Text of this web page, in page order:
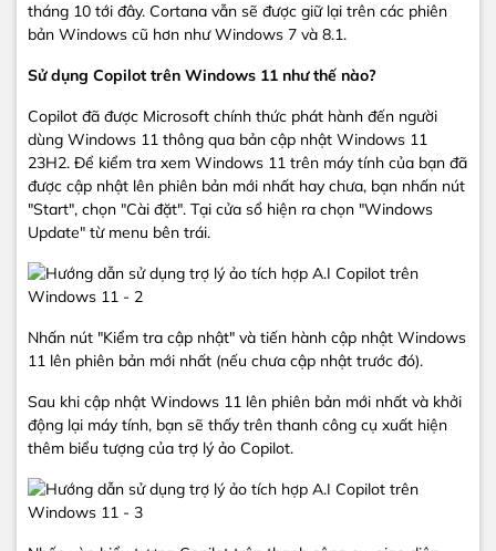
tháng 10 tới đây. Cortana vẫn sẽ được giữ lại trên các phiên
bản Windows cũ hơn như Windows 7 và 8.1.
Sử dụng Copilot trên Windows 11 như thế nào?
Copilot đã được Microsoft chính thức phát hành đến người
dùng Windows 11 thông qua bản cập nhật Windows 11
23H2. Để kiểm tra xem Windows 11 trên máy tính của bạn đã
được cập nhật lên phiên bản mới nhất hay chưa, bạn nhấn nút
"Start", chọn "Cài đặt". Tại cửa sổ hiện ra chọn "Windows
Update" từ menu bên trái.
Nhấn nút "Kiểm tra cập nhật" và tiến hành cập nhật Windows
11 lên phiên bản mới nhất (nếu chưa cập nhật trước đó).
Sau khi cập nhật Windows 11 lên phiên bản mới nhất và khởi
động lại máy tính, bạn sẽ thấy trên thanh công cụ xuất hiện
thêm biểu tượng của trợ lý ảo Copilot.